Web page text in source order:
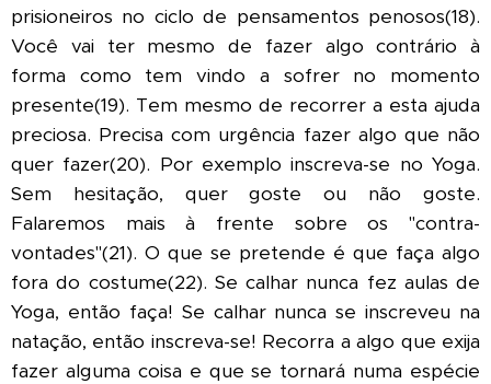
prisioneiros no ciclo de pensamentos penosos(18).
Você vai ter mesmo de fazer algo contrário à
forma como tem vindo a sofrer no momento
presente(19). Tem mesmo de recorrer a esta ajuda
preciosa. Precisa com urgência fazer algo que não
quer fazer(20). Por exemplo inscreva-se no Yoga.
Sem hesitação, quer goste ou não goste.
Falaremos mais à frente sobre os "contra-
vontades"(21). O que se pretende é que faça algo
fora do costume(22). Se calhar nunca fez aulas de
Yoga, então faça! Se calhar nunca se inscreveu na
natação, então inscreva-se! Recorra a algo que exija
fazer alguma coisa e que se tornará numa espécie